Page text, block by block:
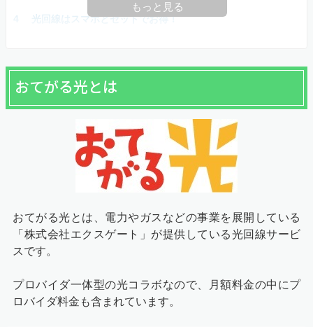
光回線はスマホとセットでお得！
もっと見る
おてがる光とは
おてがる光とは、電力やガスなどの事業を展開している
「株式会社エクスゲート」が提供している光回線サービ
スです。
プロバイダ一体型の光コラボなので、月額料金の中にプ
ロバイダ料金も含まれています。